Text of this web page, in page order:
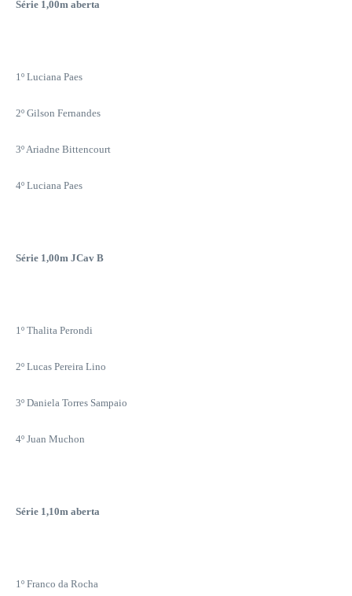
Série 1,00m aberta
1º Luciana Paes
2º Gilson Fernandes
3º Ariadne Bittencourt
4º Luciana Paes
Série 1,00m JCav B
1º Thalita Perondi
2º Lucas Pereira Lino
3º Daniela Torres Sampaio
4º Juan Muchon
Série 1,10m aberta
1º Franco da Rocha